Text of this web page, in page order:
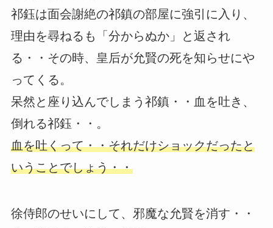
祁鈺は面会謝絶の祁鎮の部屋に強引に入り、
理由を尋ねるも「分からぬか」と返され
る・・その時、皇后が允賢の死を知らせにや
ってくる。
呆然と座り込んでしまう祁鎮・・血を吐き、
倒れる祁鈺・・。
血を吐くって・・それだけショックだったと
いうことでしょう・・
徐侍郎のせいにして、邪魔な允賢を消す・・